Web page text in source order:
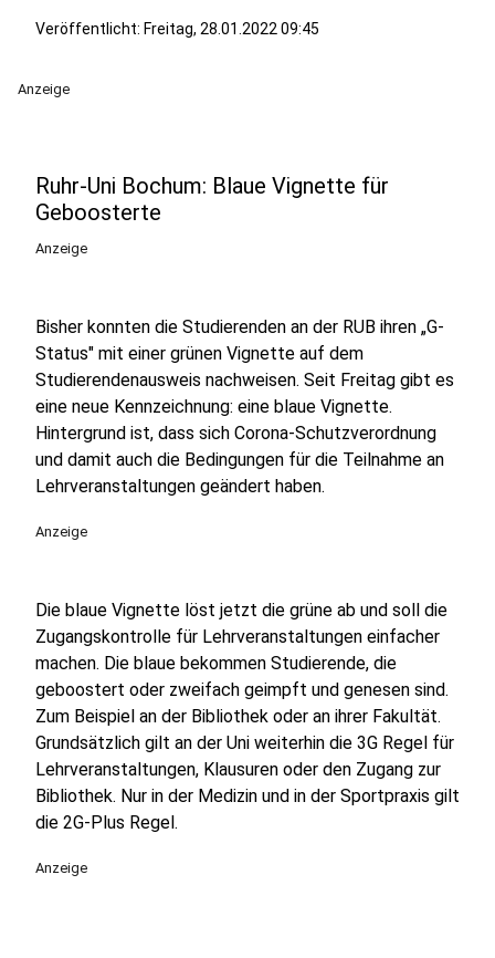
Veröffentlicht: Freitag, 28.01.2022 09:45
Anzeige
Ruhr-Uni Bochum: Blaue Vignette für
Geboosterte
Anzeige
Bisher konnten die Studierenden an der RUB ihren „G-
Status" mit einer grünen Vignette auf dem
Studierendenausweis nachweisen. Seit Freitag gibt es
eine neue Kennzeichnung: eine blaue Vignette.
Hintergrund ist, dass sich Corona-Schutzverordnung
und damit auch die Bedingungen für die Teilnahme an
Lehrveranstaltungen geändert haben.
Anzeige
Die blaue Vignette löst jetzt die grüne ab und soll die
Zugangskontrolle für Lehrveranstaltungen einfacher
machen. Die blaue bekommen Studierende, die
geboostert oder zweifach geimpft und genesen sind.
Zum Beispiel an der Bibliothek oder an ihrer Fakultät.
Grundsätzlich gilt an der Uni weiterhin die 3G Regel für
Lehrveranstaltungen, Klausuren oder den Zugang zur
Bibliothek. Nur in der Medizin und in der Sportpraxis gilt
die 2G-Plus Regel.
Anzeige